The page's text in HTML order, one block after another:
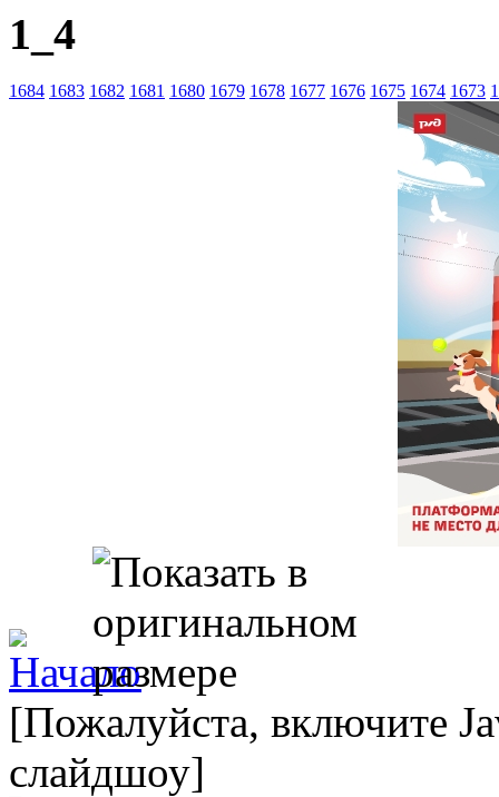
1_4
1684 1683 1682 1681 1680 1679 1678 1677 1676 1675 1674 1673
[Пожалуйста, включите
слайдшоу]